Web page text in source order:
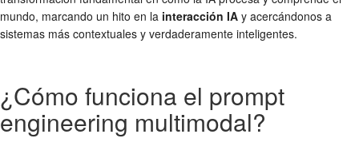
mundo, marcando un hito en la interacción IA y acercándonos a
sistemas más contextuales y verdaderamente inteligentes.
¿Cómo funciona el prompt
engineering multimodal?